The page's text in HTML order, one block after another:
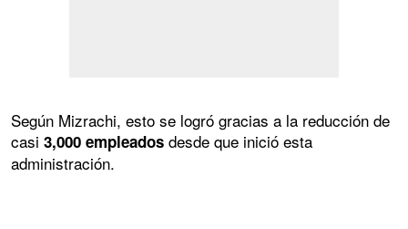
Según Mizrachi, esto se logró gracias a la reducción de
casi 3,000 empleados desde que inició esta
administración.